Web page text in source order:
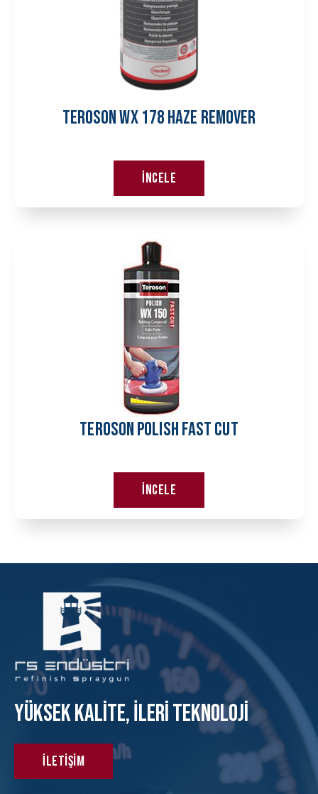
TEROSON WX 178 HAZE REMOVER
İncele
TEROSON POLISH FAST CUT
İncele
Yüksek KAlite, İleri Teknoloji
İletişim